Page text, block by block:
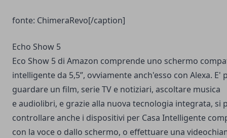
fonte: ChimeraRevo[/caption]
Echo Show 5
Eco Show 5 di Amazon comprende uno schermo
intelligente da 5,5”, ovviamente anch'esso con Alexa. E'
guardare un film, serie TV e notiziari, ascoltare musica
e audiolibri, e grazie alla nuova tecnologia integrata, si
controllare anche i dispositivi per Casa Intelligente
con la voce o dallo schermo, o effettuare una